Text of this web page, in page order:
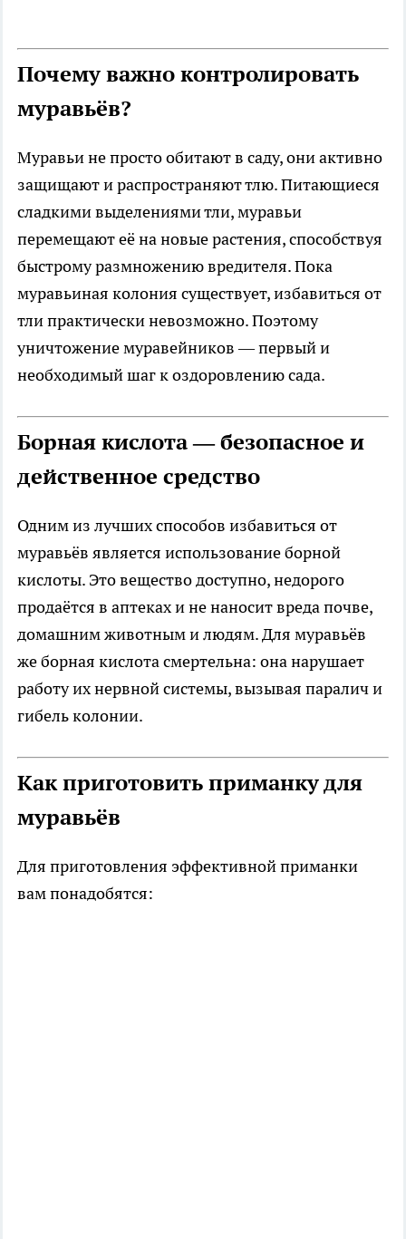
Почему важно контролировать
муравьёв?
Муравьи не просто обитают в саду, они активно
защищают и распространяют тлю. Питающиеся
сладкими выделениями тли, муравьи
перемещают её на новые растения, способствуя
быстрому размножению вредителя. Пока
муравьиная колония существует, избавиться от
тли практически невозможно. Поэтому
уничтожение муравейников — первый и
необходимый шаг к оздоровлению сада.
Борная кислота — безопасное и
действенное средство
Одним из лучших способов избавиться от
муравьёв является использование борной
кислоты. Это вещество доступно, недорого
продаётся в аптеках и не наносит вреда почве,
домашним животным и людям. Для муравьёв
же борная кислота смертельна: она нарушает
работу их нервной системы, вызывая паралич и
гибель колонии.
Как приготовить приманку для
муравьёв
Для приготовления эффективной приманки
вам понадобятся: